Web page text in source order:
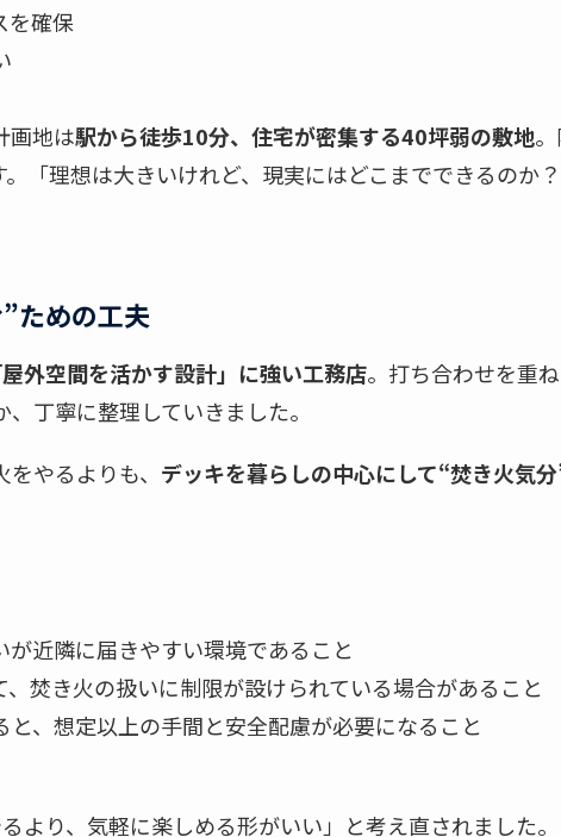
を確保
画地は駅から徒歩10分、住宅が密集する40坪弱の敷地
「理想は大きいけれど、現実にはどこまでできるのか
ための工夫
屋外空間を活かす設計」に強い工務店。打ち合わせを重
丁寧に整理していきました。
やるよりも、 デッキを暮らしの中心にして“焚き火気
が近隣に届きやすい環境であること
焚き火の扱いに制限が設けられている場合があること
と、想定以上の手間と安全配慮が必要になること
より、気軽に楽しめる形がいい」と考え直されました